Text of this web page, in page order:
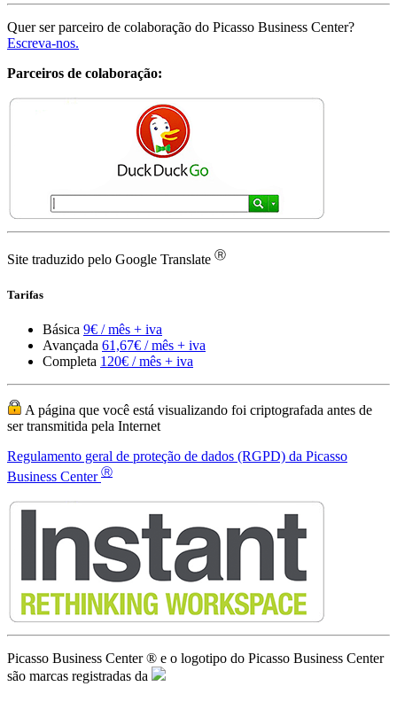
Quer ser parceiro de colaboração do Picasso Business Center?
Escreva-nos.
Parceiros de colaboração:
Site traduzido pelo Google Translate
Básica9€ / mês + iva
Avançada61,67€ / mês + iva
A página que você está visualizando foi criptografada antes de
Regulamento geral de proteção de dados (RGPD) da Picasso
Business CenterⓇ
Picasso Business Center ® e o logotipo do Picasso Business Center
são marcas registradas da
Serviços de escritório virtual
Desenho web básico
Números de telefone europeus
Números de fax europeus
Envio de cartas da Europa
Domínios .ES ou .EU
Atendimento de chamadas
Hospedagem europeia SSL/TLS
Wordpress/Prestashop